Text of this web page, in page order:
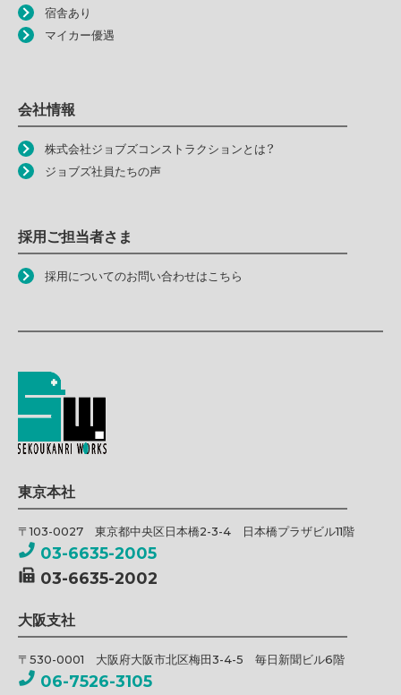
宿舎あり
マイカー優遇
会社情報
株式会社ジョブズコンストラクションとは？
ジョブズ社員たちの声
採用ご担当者さま
採用についてのお問い合わせはこちら
東京本社
〒103-0027 東京都中央区日本橋2-3-4 日本橋プラザビル11階
03-6635-2005
03-6635-2002
大阪支社
〒530-0001 大阪府大阪市北区梅田3-4-5 毎日新聞ビル6階
06-7526-3105